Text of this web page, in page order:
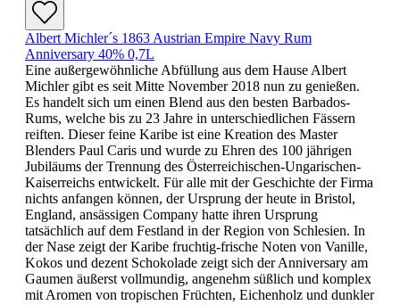
Albert Michler´s 1863 Austrian Empire Navy Rum
Anniversary 40% 0,7L
Eine außergewöhnliche Abfüllung aus dem Hause Albert
Michler gibt es seit Mitte November 2018 nun zu genießen.
Es handelt sich um einen Blend aus den besten Barbados-
Rums, welche bis zu 23 Jahre in unterschiedlichen Fässern
reiften. Dieser feine Karibe ist eine Kreation des Master
Blenders Paul Caris und wurde zu Ehren des 100 jährigen
Jubiläums der Trennung des Österreichischen-Ungarischen-
Kaiserreichs entwickelt. Für alle mit der Geschichte der Firma
nichts anfangen können, der Ursprung der heute in Bristol,
England, ansässigen Company hatte ihren Ursprung
tatsächlich auf dem Festland in der Region von Schlesien. In
der Nase zeigt der Karibe fruchtig-frische Noten von Vanille,
Kokos und dezent Schokolade zeigt sich der Anniversary am
Gaumen äußerst vollmundig, angenehm süßlich und komplex
mit Aromen von tropischen Früchten, Eichenholz und dunkler